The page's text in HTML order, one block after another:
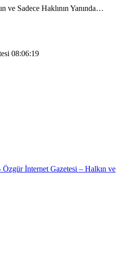
ve Sadece Haklının Yanında…
08:06:19
Özgür İnternet Gazetesi – Halkın ve